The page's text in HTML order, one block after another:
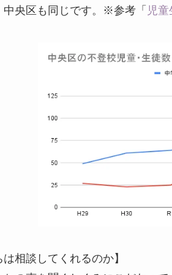
中央区も同じです。※参考「 児
は相談してくれるのか】